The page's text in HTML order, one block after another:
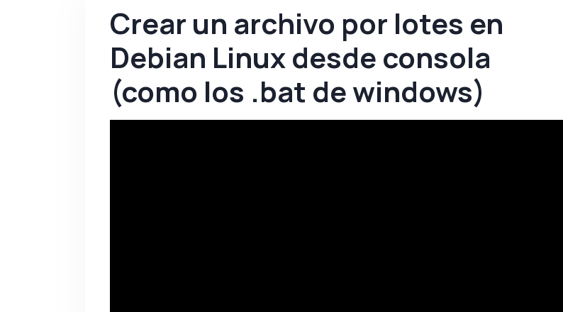
Crear un archivo por lotes en
Debian Linux desde consola
(como los .bat de windows)